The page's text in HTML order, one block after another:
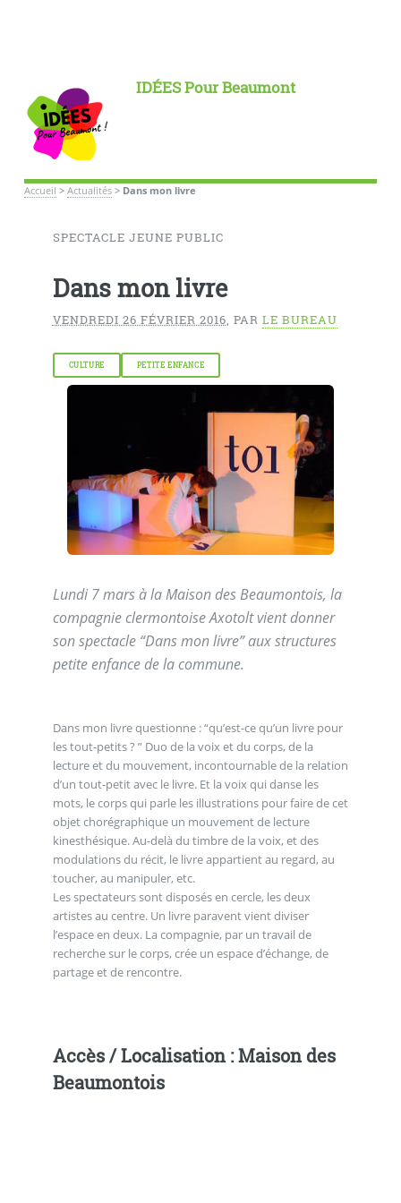
IDÉES Pour Beaumont
Accueil > Actualités> Dans mon livre
SPECTACLE JEUNE PUBLIC
Dans mon livre
VENDREDI 26 FÉVRIER 2016, PAR LE BUREAU
CULTURE PETITE ENFANCE
Lundi 7 mars à la Maison des Beaumontois, la
compagnie clermontoise Axotolt vient donner
son spectacle “Dans mon livre” aux structures
petite enfance de la commune.
Dans mon livre questionne : “quʼest-ce quʼun livre pour
les tout-petits ? ” Duo de la voix et du corps, de la
lecture et du mouvement, incontournable de la relation
dʼun tout-petit avec le livre. Et la voix qui danse les
mots, le corps qui parle les illustrations pour faire de cet
objet chorégraphique un mouvement de lecture
kinesthésique. Au-delà du timbre de la voix, et des
modulations du récit, le livre appartient au regard, au
toucher, au manipuler, etc.
Les spectateurs sont disposés en cercle, les deux
artistes au centre. Un livre paravent vient diviser
l’espace en deux. La compagnie, par un travail de
recherche sur le corps, crée un espace d’échange, de
partage et de rencontre.
Accès / Localisation : Maison des
Beaumontois